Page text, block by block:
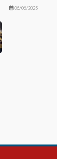
06/06/2025